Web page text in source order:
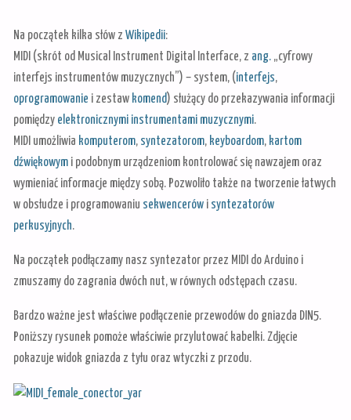
Na początek kilka słów zWikipedii:
MIDI (skrót od Musical Instrument Digital Interface, z ang. „cyfrowy
interfejs instrumentów muzycznych”) – system, (interfejs,
oprogramowanie i zestaw komend) służący do przekazywania informacji
pomiędzy elektronicznymi instrumentami muzycznymi.
MIDI umożliwia komputerom, syntezatorom, keyboardom, kartom
dźwiękowym i podobnym urządzeniom kontrolować się nawzajem oraz
wymieniać informacje między sobą. Pozwoliło także na tworzenie łatwych
w obsłudze i programowaniu sekwencerów i syntezatorów
perkusyjnych.
Na początek podłączamy nasz syntezator przez MIDI do Arduino i
zmuszamy do zagrania dwóch nut, w równych odstępach czasu.
Bardzo ważne jest właściwe podłączenie przewodów do gniazda DIN5.
Poniższy rysunek pomoże właściwie przylutować kabelki. Zdjęcie
pokazuje widok gniazda z tyłu oraz wtyczki z przodu.